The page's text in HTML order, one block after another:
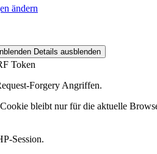
ändern
Details ausblenden
Token
Forgery Angriffen.
bleibt nur für die aktuelle
Session.